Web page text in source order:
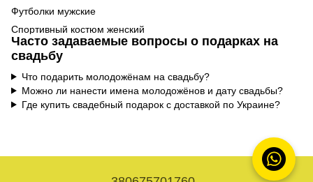
Футболки мужские
Спортивный костюм женский
Блокноты киев купить
Купить спортивный костюм мужской
Худи женские
Шапка женская киев
Купить женские топики
Часто задаваемые вопросы о подарках на
свадьбу
Что подарить молодожёнам на свадьбу?
Можно ли нанести имена молодожёнов и дату свадьбы?
Где купить свадебный подарок с доставкой по Украине?